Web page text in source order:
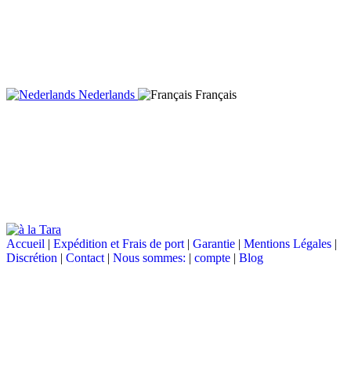
Nederlands Français
Accueil | Expédition et Frais de port | Garantie | Mentions Légales |
Discrétion | Contact | Nous sommes: | compte | Blog